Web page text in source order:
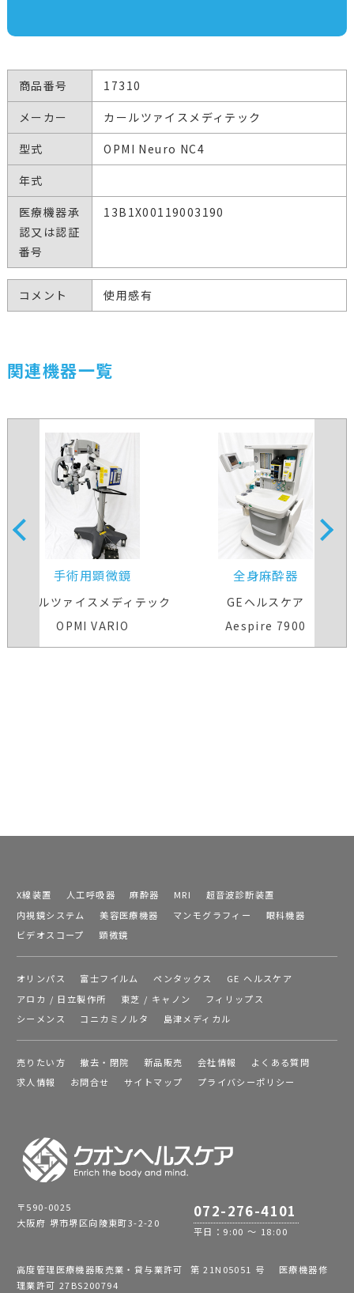
商品番号
17310
メーカー
カールツァイスメディテック
型式
OPMI Neuro NC4
年式
医療機器承
認又は認証
番号
13B1X00119003190
コメント 使用感有
関連機器一覧
手術用顕微鏡
カールツァイスメディテック
OPMI VARIO
全身麻酔器
GEヘルスケア
Aespire 7900
X線装置 人工呼吸器 麻酔器 MRI
超音波診断装置
内視鏡システム
美容医療機器 マンモグラフィー
眼科機器
ビデオスコープ
顕微鏡
オリンパス 富士フイルム ペンタックス
GE ヘルスケア
アロカ / 日立製作所
東芝 / キャノン
フィリップス
シーメンス
コニカミノルタ 島津メディカル
売りたい方 撤去・閉院 新品販売 会社情報
よくある質問
求人情報
お問合せ サイトマップ プライバシーポリシー
〒590-0025
大阪府 堺市堺区向陵東町3-2-20
072-276-4101
平日：9:00 ～ 18:00
高度管理医療機器販売業・貸与業許可 第 21N05051 号 医療機器修
理業許可 27BS200794